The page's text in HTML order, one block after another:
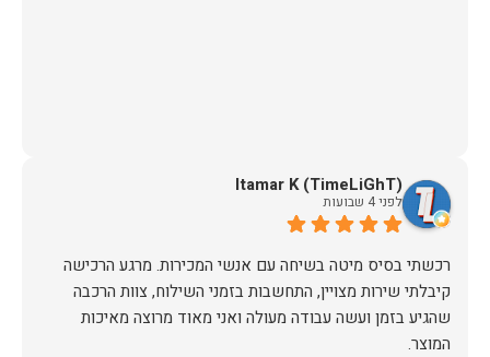
Itamar K (TimeLiGhT)
לפני 4 שבועות
רכשתי בסיס מיטה בשיחה עם אנשי המכירות. מרגע הרכישה
קיבלתי שירות מצויין, התחשבות בזמני השילוח, צוות הרכבה
שהגיע בזמן ועשה עבודה מעולה ואני מאוד מרוצה מאיכות
המוצר.